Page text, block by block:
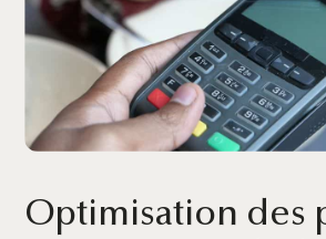
Optimisation des